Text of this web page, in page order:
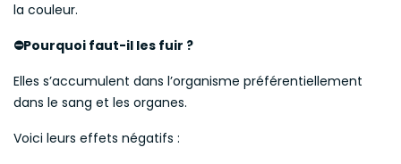
la couleur.
⛔Pourquoi faut-il les fuir ?
Elles s’accumulent dans l’organisme préférentiellement
dans le sang et les organes.
Voici leurs effets négatifs :